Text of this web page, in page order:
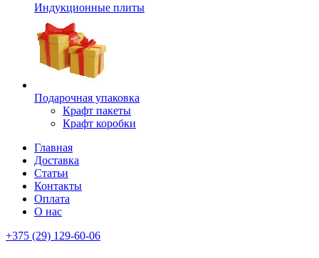
Индукционные плиты
Подарочная упаковка
Крафт пакеты
Крафт коробки
Главная
Доставка
Статьи
Контакты
Оплата
О нас
+375 (29) 129-60-06